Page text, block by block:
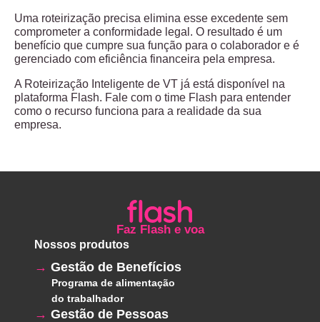
Uma roteirização precisa elimina esse excedente sem
comprometer a conformidade legal. O resultado é um
benefício que cumpre sua função para o colaborador e é
gerenciado com eficiência financeira pela empresa.
A Roteirização Inteligente de VT já está disponível na
plataforma Flash. Fale com o time Flash para entender
como o recurso funciona para a realidade da sua
empresa.
Faz Flash e voa
Nossos produtos
Gestão de Benefícios
Programa de alimentação
do trabalhador
Gestão de Pessoas